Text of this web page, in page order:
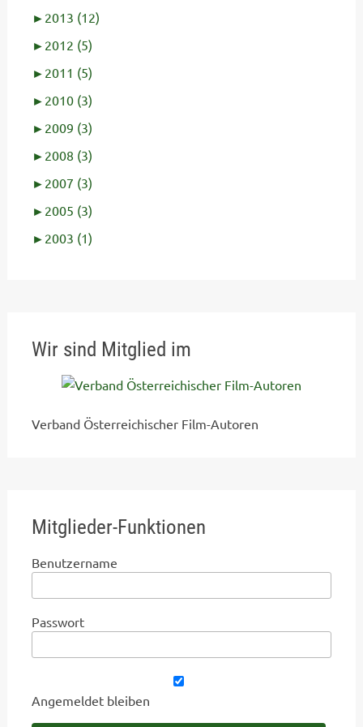
► 2013 (12)
► 2012 (5)
► 2011 (5)
► 2010 (3)
► 2009 (3)
► 2008 (3)
► 2007 (3)
► 2005 (3)
► 2003 (1)
Wir sind Mitglied im
Verband Österreichischer Film-Autoren
Mitglieder-Funktionen
Benutzername
Passwort
Angemeldet bleiben